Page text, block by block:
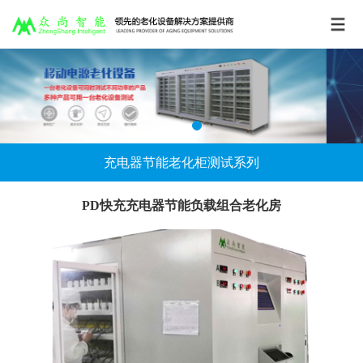
充电器节能老化柜测试系列
PD快充充电器节能负载组合老化房